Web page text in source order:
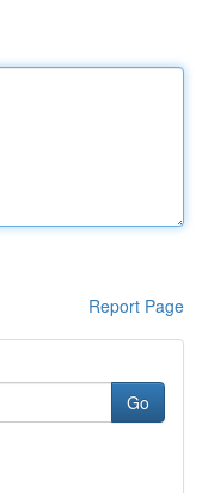
Report Page
Go